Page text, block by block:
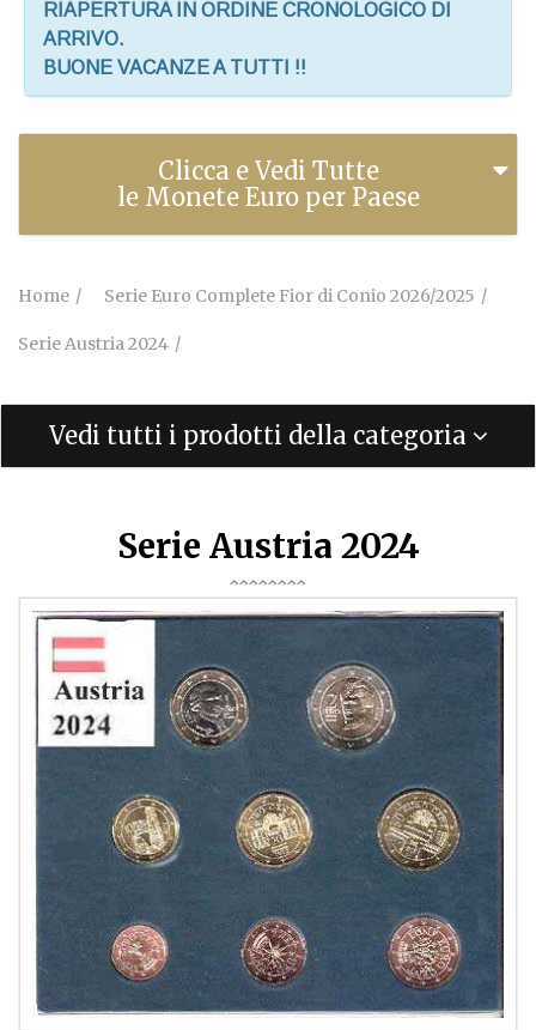
RIAPERTURA IN ORDINE CRONOLOGICO DI
ARRIVO.
BUONE VACANZE A TUTTI !!
Clicca e Vedi Tutte
le Monete Euro per Paese
Home Serie Euro Complete Fior di Conio 2026/2025
Serie Austria 2024
Vedi tutti i prodotti della categoria
Serie Austria 2024